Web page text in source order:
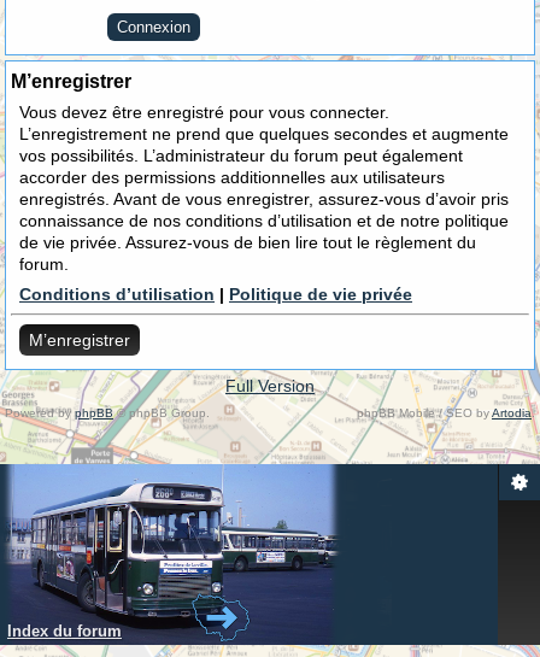
M’enregistrer
Vous devez être enregistré pour vous connecter.
L’enregistrement ne prend que quelques secondes et augmente
vos possibilités. L’administrateur du forum peut également
accorder des permissions additionnelles aux utilisateurs
enregistrés. Avant de vous enregistrer, assurez-vous d’avoir pris
connaissance de nos conditions d’utilisation et de notre politique
de vie privée. Assurez-vous de bien lire tout le règlement du
forum.
Conditions d’utilisation | Politique de vie privée
M’enregistrer
Full Version
Powered byphpBB© phpBB Group. phpBB Mobile / SEO byArtodia.
Index du forum